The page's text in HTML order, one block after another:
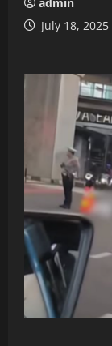
July 18, 2025